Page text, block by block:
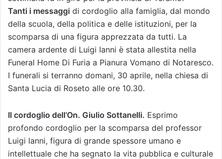
Tanti i messaggi di cordoglio alla famiglia, dal mondo
della scuola, della politica e delle istituzioni, per la
scomparsa di una figura apprezzata da tutti. La
camera ardente di Luigi Ianni è stata allestita nella
Funeral Home Di Furia a Pianura Vomano di Notaresco.
I funerali si terranno domani, 30 aprile, nella chiesa di
Santa Lucia di Roseto alle ore 10.30.
Il cordoglio dell’On. Giulio Sottanelli. Esprimo
profondo cordoglio per la scomparsa del professor
Luigi Ianni, figura di grande spessore umano e
intellettuale che ha segnato la vita pubblica e culturale